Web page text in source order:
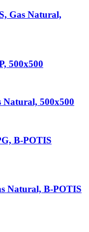
Gas Natural,
500x500
500x500
B-POTIS
Natural, B-POTIS